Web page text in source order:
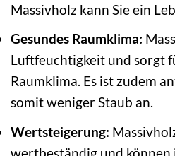
Massivholz kann Sie ein
Gesundes Raumklima:
Luftfeuchtigkeit und sorgt
Raumklima. Es ist zudem
somit weniger Staub an.
Wertsteigerung:
wertbeständig und können